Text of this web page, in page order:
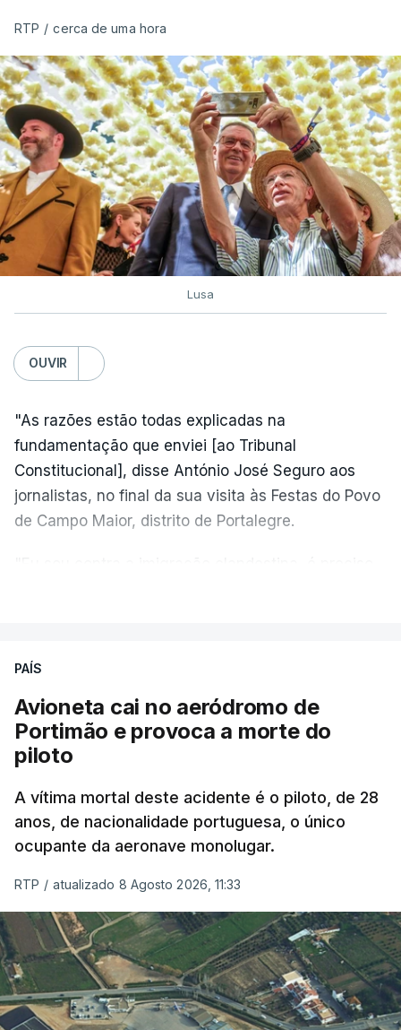
RTP / cerca de uma hora
Lusa
OUVIR
"As razões estão todas explicadas na
fundamentação que enviei [ao Tribunal
Constitucional], disse António José Seguro aos
jornalistas, no final da sua visita às Festas do Povo
de Campo Maior, distrito de Portalegre.
nada disto é incompatível com tratarmos com
crianças", acrescentou.
António José Seguro mostrou dúvidas sobre se é
ERROR ON HTML5 MEDIA ELEMENT
ESTE CONTEÚDO ESTÁ NESTE
MOMENTO INDISPONÍVEL
PAÍS
Avioneta cai no aeródromo de
Portimão e provoca a morte do
piloto
A vítima mortal deste acidente é o piloto, de 28
anos, de nacionalidade portuguesa, o único
ocupante da aeronave monolugar.
RTP / atualizado 8 Agosto 2026, 11:33